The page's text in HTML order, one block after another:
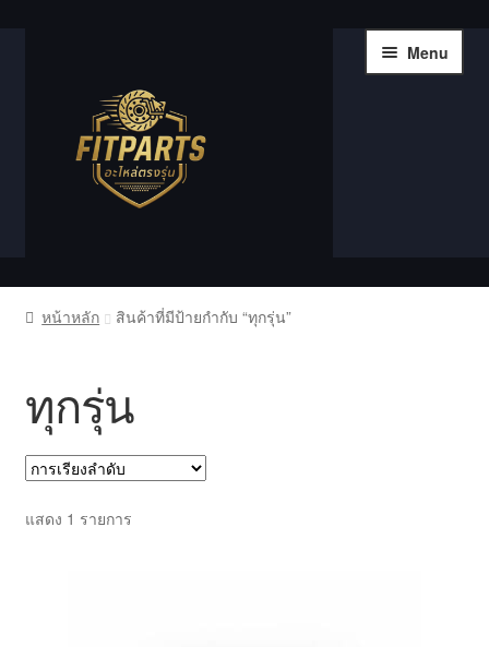
navigation
Menu
หน้าแรก
Shop
Wishlist
ตะกร้าสินค้า
หน้าหลัก สินค้าที่มีป้ายกำกับ “ทุกรุ่น”
ทุกรุ่น
แสดง 1 รายการ